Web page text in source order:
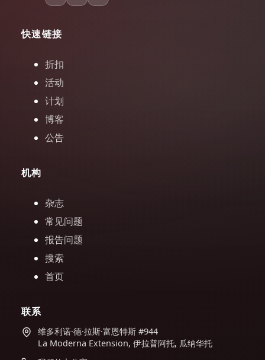
快速链接
折扣
活动
计划
博客
公告
机构
杂志
常见问题
报告问题
搜索
首页
联系
维多利诺·德·拉斯·富恩特斯 #944
La Moderna Extension, 伊拉普阿托, 瓜纳华托